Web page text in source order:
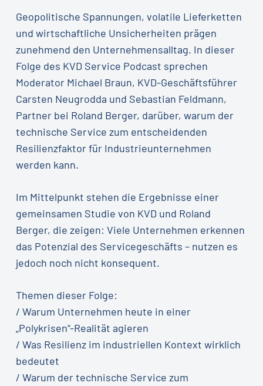
Geopolitische Spannungen, volatile Lieferketten
und wirtschaftliche Unsicherheiten prägen
zunehmend den Unternehmensalltag. In dieser
Folge des KVD Service Podcast sprechen
Moderator Michael Braun, KVD-Geschäftsführer
Carsten Neugrodda und Sebastian Feldmann,
Partner bei Roland Berger, darüber, warum der
technische Service zum entscheidenden
Resilienzfaktor für Industrieunternehmen
werden kann.
Im Mittelpunkt stehen die Ergebnisse einer
gemeinsamen Studie von KVD und Roland
Berger, die zeigen: Viele Unternehmen erkennen
das Potenzial des Servicegeschäfts – nutzen es
jedoch noch nicht konsequent.
Themen dieser Folge:
/ Warum Unternehmen heute in einer
„Polykrisen“-Realität agieren
/ Was Resilienz im industriellen Kontext wirklich
bedeutet
/ Warum der technische Service zum